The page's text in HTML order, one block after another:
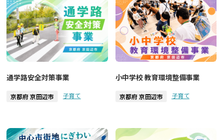
通学路安全対策事業
京都府 京田辺市 子育て
小中学校 教育環境整備事業
京都府 京田辺市 子育て